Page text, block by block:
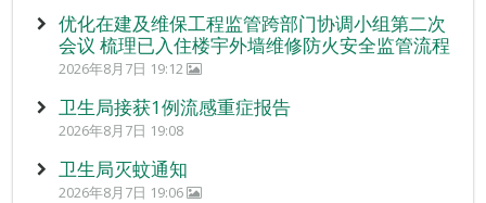
优化在建及维保工程监管跨部门协调小组第二次
会议 梳理已入住楼宇外墙维修防火安全监管流程
2026年8月7日 19:12
卫生局接获1例流感重症报告
2026年8月7日 19:08
卫生局灭蚊通知
2026年8月7日 19:06